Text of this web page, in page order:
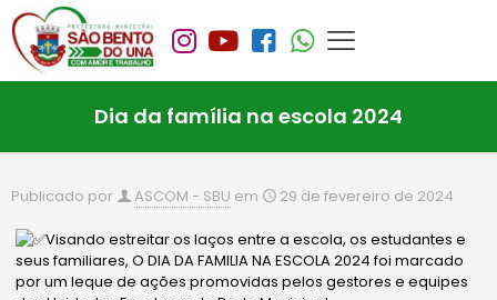
Dia da família na escola 2024
Publicado por ASCOM - SBU em 29 de fevereiro de 2024
Visando estreitar os laços entre a escola, os estudantes e
seus familiares, O DIA DA FAMILIA NA ESCOLA 2024 foi marcado
por um leque de ações promovidas pelos gestores e equipes